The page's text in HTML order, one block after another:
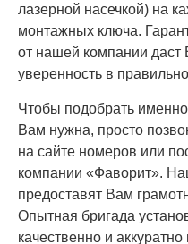
лазерной насечкой) на
монтажных ключа.
от нашей компании
уверенность в
Чтобы подобрать
Вам нужна, просто
на сайте номеров или
компании «Фаворит».
предоставят Вам
Опытная бригада
качественно и